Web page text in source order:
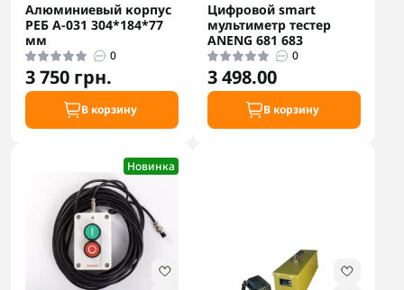
Алюминиевый корпус
РЕБ A-031 304*184*77
мм
0
3 750 грн.
В корзину
Цифровой smart
мультиметр тестер
ANENG 681 683
0
3 498.00
В корзину
Новинка